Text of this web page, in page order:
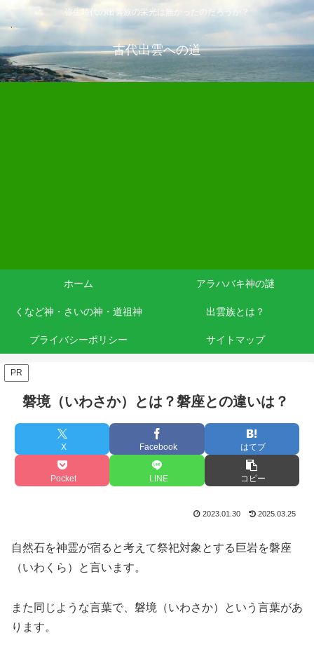
弥生時代の出雲族の栄光は無かったのだろうか？
古代出雲への道
ホーム アラハバキ神の謎
くなど神・さいの神・道祖神 出雲族とは？
プライバシーポリシー サイトマップ
PR
磐境（いわさか）とは？磐座との違いは？
X Facebook はてブ
Pocket LINE コピー
2023.01.30 2025.03.25
自然石を神霊が宿ると考えて祭祀対象とする巨岩を磐座
（いわくら）と言います。
また同じような言葉で、磐境（いわさか）という言葉があ
ります。